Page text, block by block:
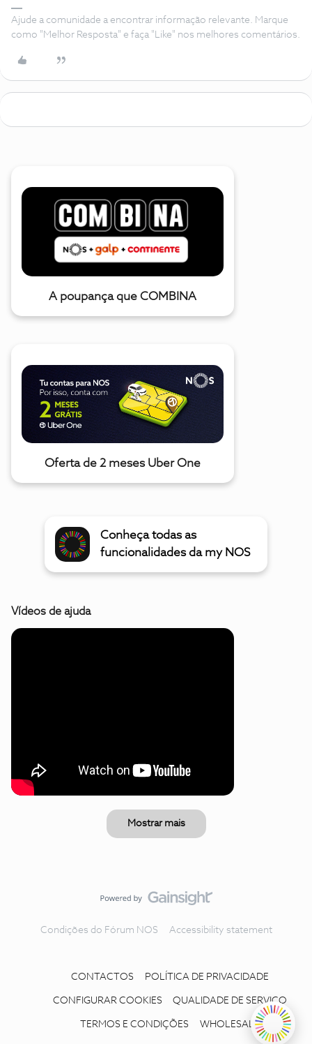
Ajude a comunidade a encontrar informação relevante. Marque
como "Melhor Resposta" e faça "Like" nos melhores comentários.
A poupança que COMBINA
Oferta de 2 meses Uber One
Conheça todas as
funcionalidades da my NOS
Vídeos de ajuda
Mostrar mais
Condições do Fórum NOS Accessibility statement
CONTACTOS POLÍTICA DE PRIVACIDADE
CONFIGURAR COOKIES QUALIDADE DE SERVIÇO
TERMOS E CONDIÇÕES WHOLESALE